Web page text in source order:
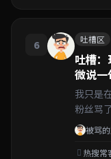
6 吐槽区
吐槽
微说一
我只是
粉丝骂
被骂
热搜常